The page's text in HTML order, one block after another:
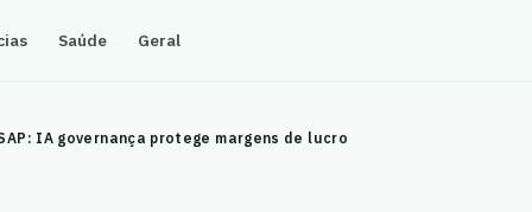
Saúde Geral
IA governança protege margens de lucro